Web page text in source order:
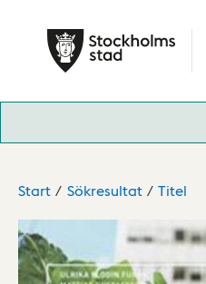
Start Sökresultat Titel